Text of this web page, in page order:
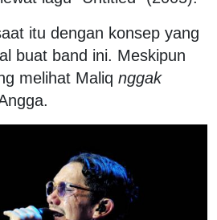
itu dengan konsep yang
buat band ini. Meskipun
melihat Maliq nggak